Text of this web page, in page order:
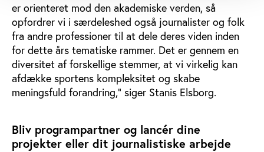
er orienteret mod den akademiske verden, så
opfordrer vi i særdeleshed også journalister og folk
fra andre professioner til at dele deres viden inden
for dette års tematiske rammer. Det er gennem en
diversitet af forskellige stemmer, at vi virkelig kan
afdække sportens kompleksitet og skabe
meningsfuld forandring," siger Stanis Elsborg.
Bliv programpartner og lancér dine
projekter eller dit journalistiske arbejde